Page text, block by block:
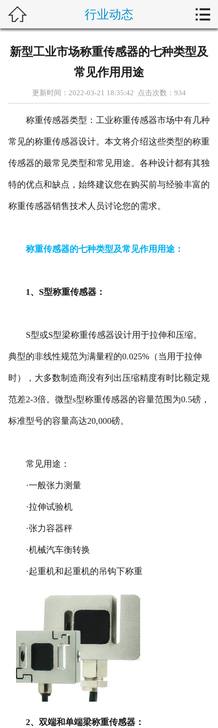
藤仓产品
合作产品
服务案例
关于我们
联系我们
 行业动态 
新型工业市场称重传感器的七种类型及
常见作用用途
更新时间：2022-03-21 18:35:42 点击次数： 934
称重传感器类型：工业称重传感器市场中有几种
常见的称重传感器设计。本文将介绍这些类型的称重
传感器的最常见类型和常见用途。各种设计都有其独
特的优点和缺点，始终建议您在购买前与经验丰富的
称重传感器销售技术人员讨论您的需求。
称重传感器的七种类型及常见作用用途：
1、S型称重传感器：
S型或S型梁称重传感器设计用于拉伸和压缩。
典型的非线性规范为满量程的0.025%（当用于拉伸
时），大多数制造商没有列出压缩精度有时比额定规
范差2-3倍。微型s型称重传感器的容量范围为0.5磅，
标准型号的容量高达20,000磅。
常见用途：
·一般张力测量
·拉伸试验机
·张力容器秤
·机械汽车衡转换
·起重机和起重机的吊钩下称重
2、双端和单端梁称重传感器：